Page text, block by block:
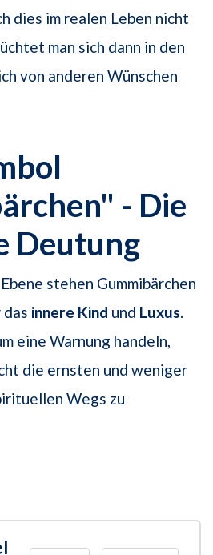
dies im realen Leben nicht
man sich dann in den
von anderen Wünschen
- Die
Deutung
stehen Gummibärchen
das innere Kind und Luxus.
eine Warnung handeln,
die ernsten und weniger
Wegs zu